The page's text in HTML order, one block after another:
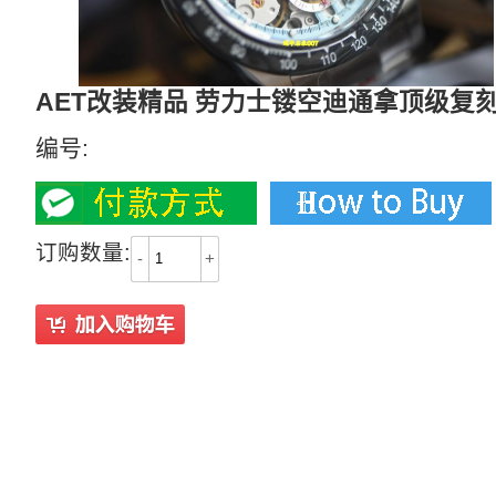
AET改装精品 劳力士镂空迪通拿顶级复
编号:
订购数量: - +